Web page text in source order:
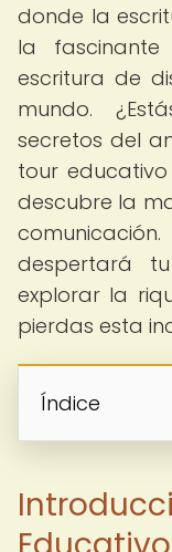
donde la
la
escritura de
mundo.
secretos del
tour
descubre la
despertará
explorar la
pierdas esta
Índice